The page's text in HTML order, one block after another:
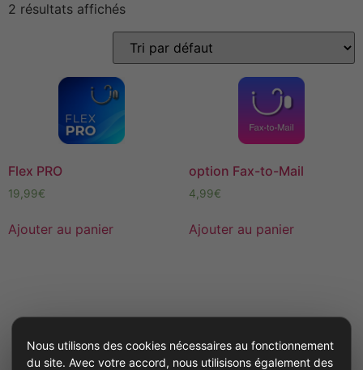
2 résultats affichés
Flex PRO
19,99€
Ajouter au panier
option Fax-to-Mail
4,99€
Ajouter au panier
Nous utilisons des cookies nécessaires au fonctionnement
du site. Avec votre accord, nous utilisisons également des